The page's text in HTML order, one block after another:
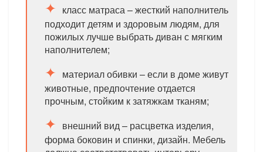
класс матраса – жесткий наполнитель
подходит детям и здоровым людям, для
пожилых лучше выбрать диван с мягким
наполнителем;
материал обивки – если в доме живут
животные, предпочтение отдается
прочным, стойким к затяжкам тканям;
внешний вид – расцветка изделия,
форма боковин и спинки, дизайн. Мебель